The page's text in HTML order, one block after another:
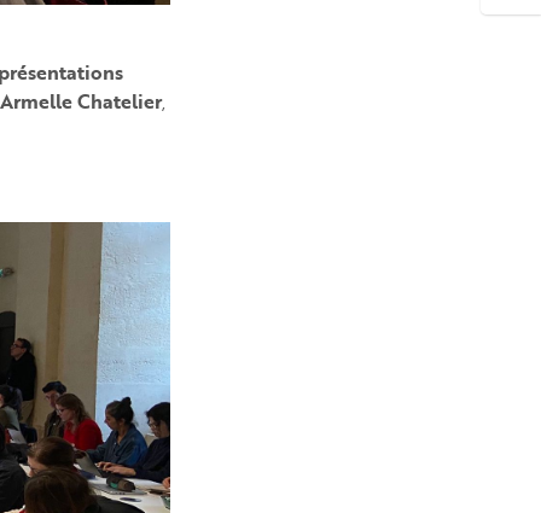
Armelle Chatelier,